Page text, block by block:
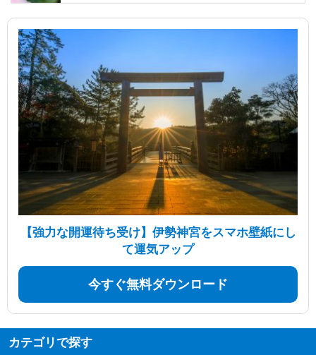
【強力な開運待ち受け】伊勢神宮をスマホ壁紙にし
て運気アップ
今すぐ無料ダウンロード
カテゴリで探す